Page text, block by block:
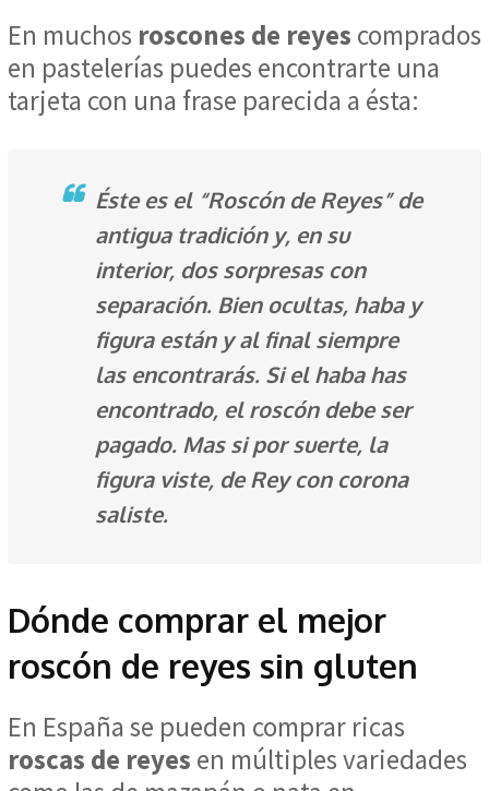
En muchos roscones de reyes comprados
en pastelerías puedes encontrarte una
tarjeta con una frase parecida a ésta:
Éste es el “Roscón de Reyes” de
antigua tradición y, en su
interior, dos sorpresas con
separación. Bien ocultas, haba y
figura están y al final siempre
las encontrarás. Si el haba has
encontrado, el roscón debe ser
pagado. Mas si por suerte, la
figura viste, de Rey con corona
saliste.
Dónde comprar el mejor
roscón de reyes sin gluten
En España se pueden comprar ricas
roscas de reyes en múltiples variedades